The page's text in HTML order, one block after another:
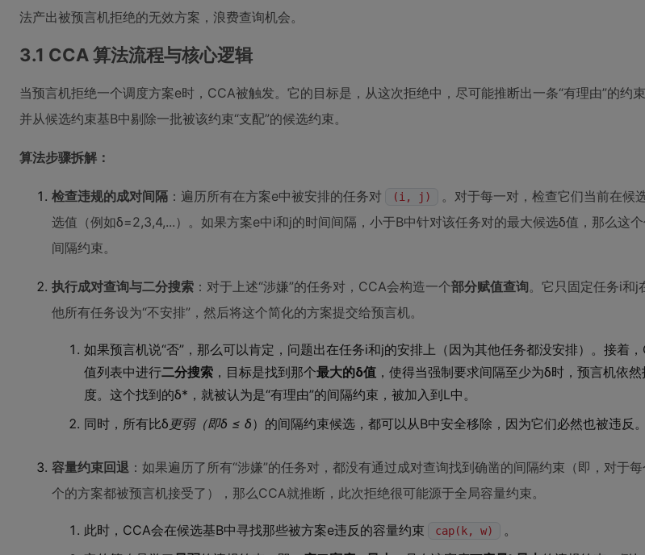
法产出被预言机拒绝的无效方案，浪费查询机会。
3.1 CCA 算法流程与核心逻辑
当预言机拒绝一个调度方案e时，CCA被触发。它的目标是，从这次拒绝中，尽可能推断出一条“有理由”的约
并从候选约束基B中剔除一批被该约束“支配”的候选约束。
算法步骤拆解：
检查违规的成对间隔 ：遍历所有在方案e中被安排的任务对 (i, j)
。对于每一对，检查它们当前在候
选值（例如δ=2,3,4,...）。如果方案e中i和j的时间间隔，小于B中针对该任务对的最大候选δ值，那么这
间隔约束。
执行成对查询与二分搜索 ：对于上述“涉嫌”的任务对，CCA会构造一个部分赋值查询。它只固定任务i和j
他所有任务设为“不安排”，然后将这个简化的方案提交给预言机。
如果预言机说“否”，那么可以肯定，问题出在任务i和j的安排上（因为其他任务都没安排）。接着
值列表中进行二分搜索 ，目标是找到那个最大的δ值 ，使得当强制要求间隔至少为δ时，预言机依
度。这个找到的δ*，就被认为是“有理由”的间隔约束，被加入到L中。
同时，所有比δ 更弱（即δ ≤ δ）的间隔约束候选，都可以从B中安全移除，因为它们必然也被违反。
容量约束回退 ：如果遍历了所有“涉嫌”的任务对，都没有通过成对查询找到确凿的间隔约束（即，对于
个的方案都被预言机接受了），那么CCA就推断，此次拒绝很可能源于全局容量约束。
此时，CCA会在候选基B中寻找那些被方案e违反的容量约束 cap(k, w)
。